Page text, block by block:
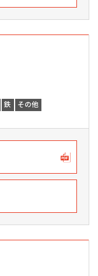
鉄 その他